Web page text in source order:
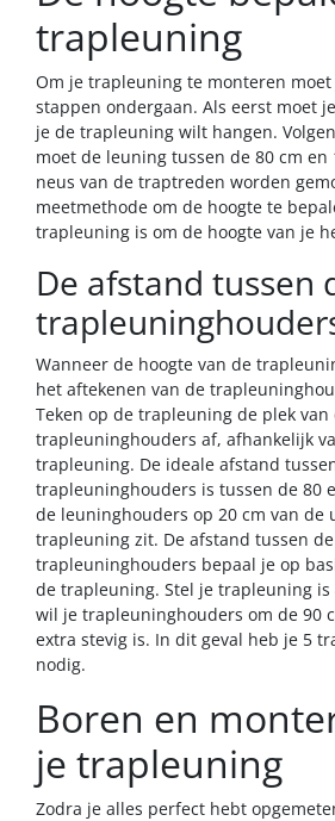
trapleuning
Om je trapleuning te monteren moet
stappen ondergaan. Als eerst moet
je de trapleuning wilt hangen.
moet de leuning tussen de 80 cm en
neus van de traptreden worden
meetmethode om de hoogte te
trapleuning is om de hoogte van je
De afstand tussen
Wanneer de hoogte van de
het aftekenen van de
Teken op de trapleuning de plek van
trapleuninghouders af, afhankelijk
trapleuning. De ideale afstand
trapleuninghouders is tussen de 80
de leuninghouders op 20 cm van de
trapleuning zit. De afstand tussen de
trapleuninghouders bepaal je op
de trapleuning. Stel je trapleuning is
wil je trapleuninghouders om de 90
extra stevig is. In dit geval heb je 5
nodig.
Boren en
je trapleuning
Zodra je alles perfect hebt